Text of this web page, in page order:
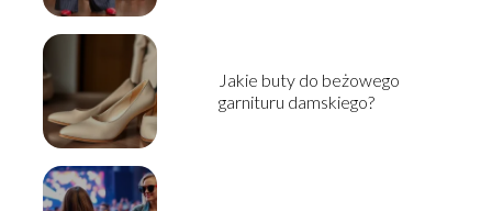
Jakie buty do beżowego
garnituru damskiego?